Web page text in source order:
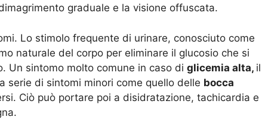
graduale e la visione offuscata.
Lo stimolo frequente di urinare, conosciuto come
naturale del corpo per eliminare il glucosio che si
Un sintomo molto comune in caso di glicemia alta, il
serie di sintomi minori come quello delle bocca
Ciò può portare poi a disidratazione, tachicardia e